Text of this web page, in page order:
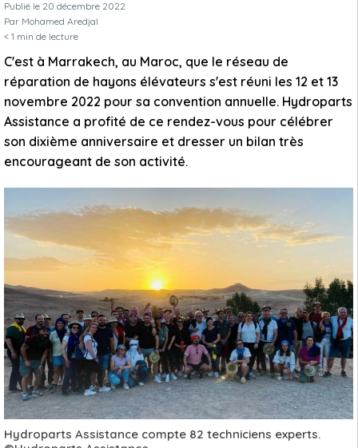
Publié le 20 décembre 2022
Par Mohamed Aredjal
< 1 min de lecture
C'est à Marrakech, au Maroc, que le réseau de
réparation de hayons élévateurs s'est réuni les 12 et 13
novembre 2022 pour sa convention annuelle. Hydroparts
Assistance a profité de ce rendez-vous pour célébrer
son dixième anniversaire et dresser un bilan très
encourageant de son activité.
Hydroparts Assistance compte 82 techniciens experts.